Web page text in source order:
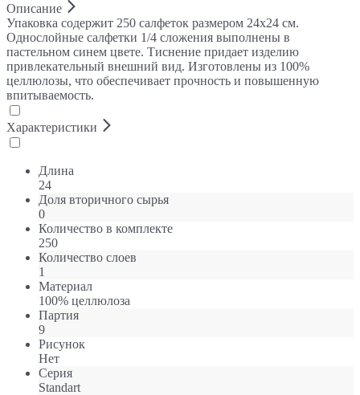
Описание
Упаковка содержит 250 салфеток размером 24х24 см.
Однослойные салфетки 1/4 сложения выполнены в
пастельном синем цвете. Тиснение придает изделию
привлекательный внешний вид. Изготовлены из 100%
целлюлозы, что обеспечивает прочность и повышенную
впитываемость.
Характеристики
Длина
24
Доля вторичного сырья
0
Количество в комплекте
250
Количество слоев
1
Материал
100% целлюлоза
Партия
9
Рисунок
Нет
Серия
Standart